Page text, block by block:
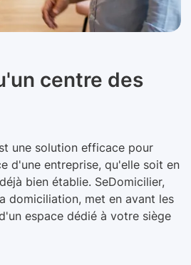
centre des
une solution efficace pour
d'une entreprise, qu'elle soit en
bien établie. SeDomicilier,
domiciliation, met en avant les
espace dédié à votre siège